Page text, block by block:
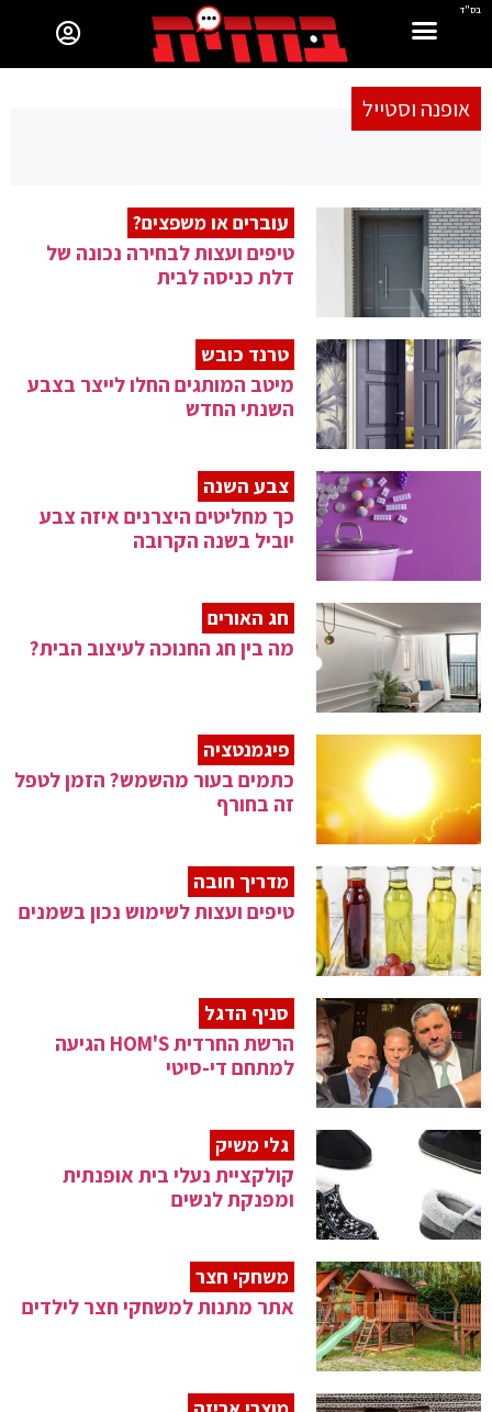
בס"ד
אופנה וסטייל
עוברים או משפצים?
טיפים ועצות לבחירה נכונה של
דלת כניסה לבית
טרנד כובש
מיטב המותגים החלו לייצר בצבע
השנתי החדש
צבע השנה
כך מחליטים היצרנים איזה צבע
יוביל בשנה הקרובה
חג האורים
מה בין חג החנוכה לעיצוב הבית?
פיגמנטציה
כתמים בעור מהשמש? הזמן לטפל
זה בחורף
מדריך חובה
טיפים ועצות לשימוש נכון בשמנים
סניף הדגל
הרשת החרדית HOM'S הגיעה
למתחם די-סיטי
גלי משיק
קולקציית נעלי בית אופנתית
ומפנקת לנשים
משחקי חצר
אתר מתנות למשחקי חצר לילדים